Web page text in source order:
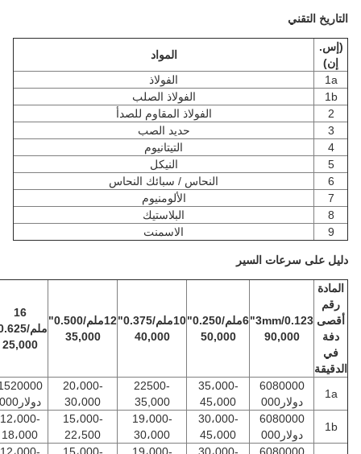
التاريخ التقني
(إس.
إن)
المواد
1a
الفولاذ
1b
الفولاذ الصلب
الفولاذ المقاوم للصدأ
حديد الصب
التيتانيوم
النيكل
النحاس / سبائك النحاس
الألومنيوم
البلاستيك
الاسمنت
دليل على سرعات السير
المادة
رقم
أقصى
دفة
في
الدقيقة
3mm/0.123"
90,000
6ملم/0.250"
50,000
10ملم/0.375"
40,000
12ملم/0.500"
35,000
16
ملم/0.625"
25,000
1a
6080000
دولار000
35،000-
45،000
22500-
35,000
20،000-
30،000
1520000
دولار000
1b
6080000
دولار000
30،000-
45،000
19،000-
30،000
15،000-
22،500
12،000-
18،000